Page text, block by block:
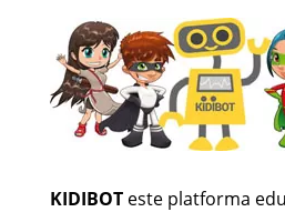
KIDIBOTeste platforma